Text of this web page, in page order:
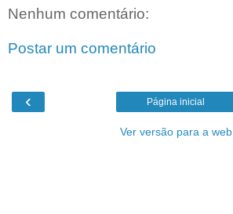
Nenhum comentário:
Postar um comentário
‹ Página inicial
Ver versão para a web